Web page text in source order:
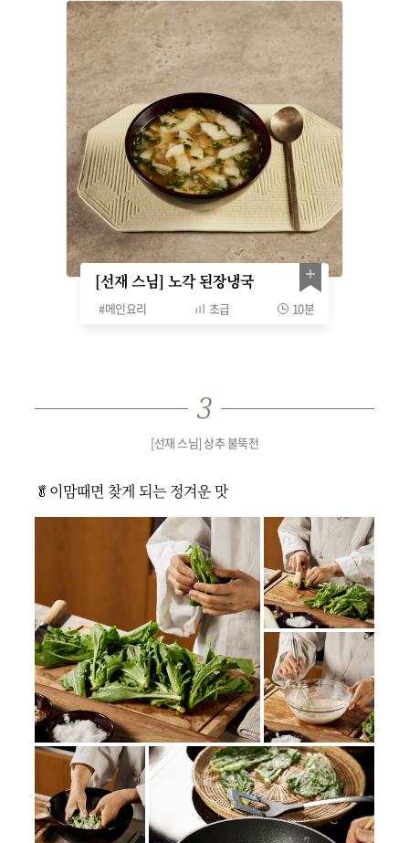
[선재 스님] 노각 된장냉국
#메인요리 초급 10분
[선재 스님] 상추 불뚝전
🥬이맘때면 찾게 되는 정겨운 맛